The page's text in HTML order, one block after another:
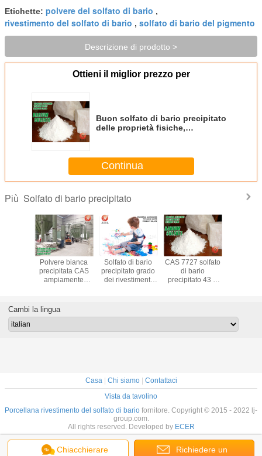
Etichette: polvere del solfato di bario ,
rivestimento del solfato di bario , solfato di bario del pigmento
Descrizione di prodotto >
Ottieni il miglior prezzo per
Buon solfato di bario precipitato
delle proprietà fisiche,
Continua
Più Solfato di bario precipitato
Polvere bianca
precipitata CAS
ampiamente
7727-43-7
Solfato di bario
precipitato grado
dei rivestimenti
bario 43 7
CAS 7727 solfato
di bario
precipitato 43 7
precipitazione
solfato
Chiacchierare Richiedere un
Cambi la lingua
Casa| Chi siamo| Contattaci
Vista da tavolino
Porcellana rivestimento del solfato di bario fornitore. Copyright © 2015 - 2022 lj-
group.com.
All rights reserved. Developed by ECER